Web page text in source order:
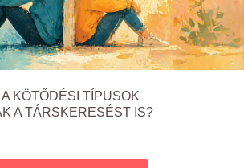
KÖTŐDÉSI TÍPUSOK
A TÁRSKERESÉST IS?